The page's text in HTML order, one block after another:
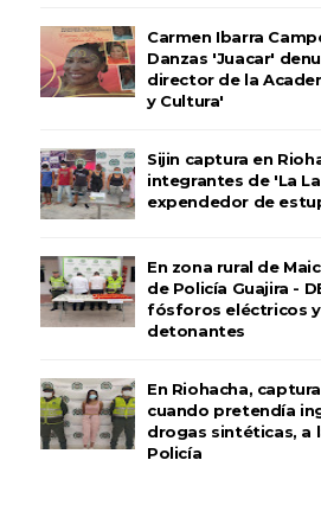
Carmen Ibarra
Danzas 'Juacar'
director de la
y Cultura'
Sijin captura en
integrantes de 'La
expendedor de
En zona rural de
de Policía Guajira -
fósforos eléctricos y
detonantes
En Riohacha,
cuando pretendía
drogas sintéticas, a
Policía